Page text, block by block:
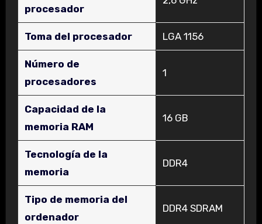
procesador
Toma del procesador ‎LGA 1156
Número de
procesadores
‎1
Capacidad de la
memoria RAM
‎16 GB
Tecnología de la
memoria
‎DDR4
Tipo de memoria del
ordenador
‎DDR4 SDRAM